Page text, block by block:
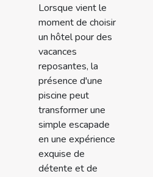
Lorsque vient le
moment de choisir
un hôtel pour des
vacances
reposantes, la
présence d'une
piscine peut
transformer une
simple escapade
en une expérience
exquise de
détente et de